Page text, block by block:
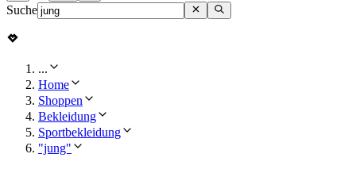
Suche
...
Home
Shoppen
Bekleidung
Sportbekleidung
"jung"